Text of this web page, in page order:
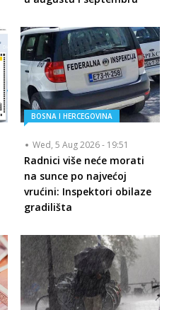
BOSNA I HERCEGOVINA
Wed, 5 Aug 2026 - 19:51
Radnici više neće morati
na sunce po najvećoj
vrućini: Inspektori obilaze
gradilišta